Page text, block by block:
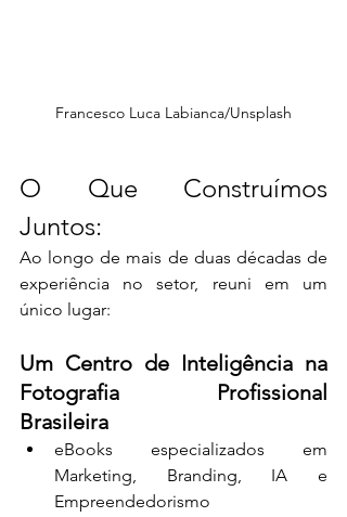
Francesco Luca Labianca/Unsplash
O Que Construímos
Juntos:
Ao longo de mais de duas décadas de
experiência no setor, reuni em um
único lugar:
Um Centro de Inteligência na
Fotografia Profissional
Brasileira
eBooks especializados em
Marketing, Branding, IA e
Empreendedorismo